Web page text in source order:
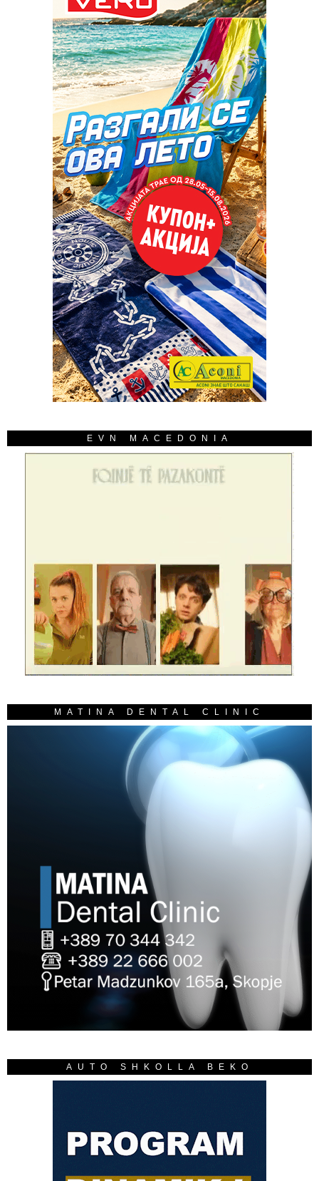
EVN MACEDONIA
MATINA DENTAL CLINIC
AUTO SHKOLLA BEKO